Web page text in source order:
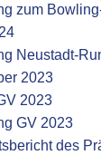
zum
Neustadt-
2023
2023
GV 2023
des